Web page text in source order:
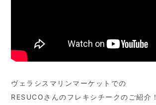
ヴェラシスマリンマーケットでの
RESUCOさんのフレキシチークのご紹介！